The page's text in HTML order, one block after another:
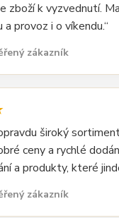
zboží k vyzvednutí.
a provoz i o víkendu.“
zákazník
široký
ceny a rychlé
a produkty, které
zákazník